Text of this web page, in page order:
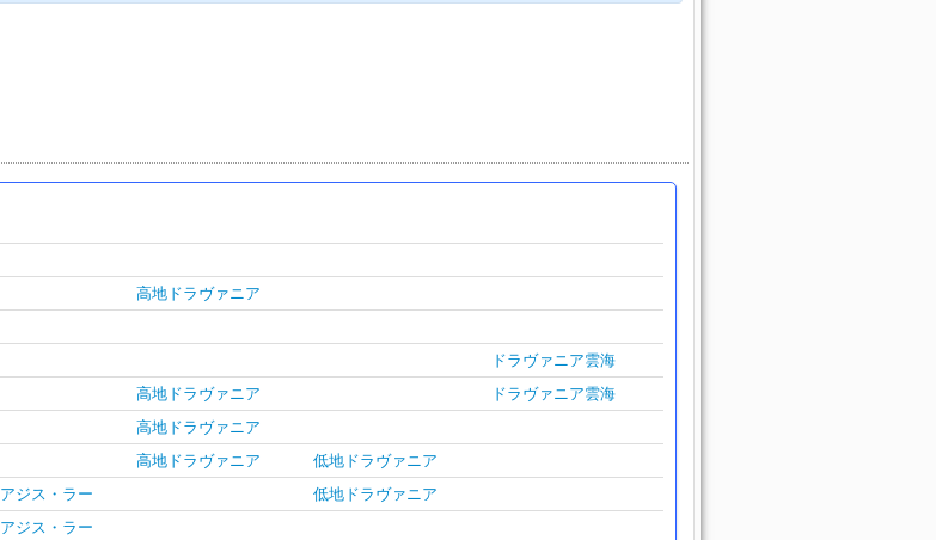
高地ドラヴァニア
ドラヴァニア雲海
高地ドラヴァニア
ドラヴァニア雲海
高地ドラヴァニア
高地ドラヴァニア
低地ドラヴァニア
アジス・ラー
低地ドラヴァニア
アジス・ラー